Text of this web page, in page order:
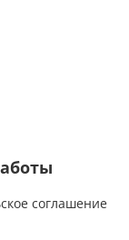
соглашение